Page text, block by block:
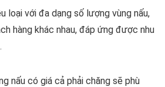
loại với đa dạng số lượng vùng nấu,
hàng khác nhau, đáp ứng được nhu
nấu có giá cả phải chăng sẽ phù